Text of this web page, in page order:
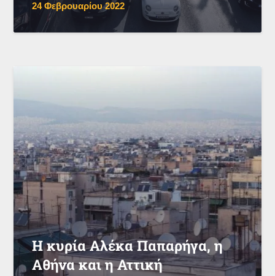
24 Φεβρουαρίου 2022
Η κυρία Αλέκα Παπαρήγα, η
Αθήνα και η Αττική